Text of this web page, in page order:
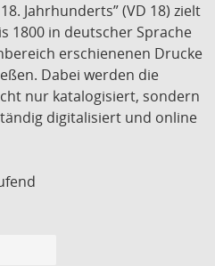
Jahrhunderts” (VD 18) zielt
1800 in deutscher Sprache
erschienenen Drucke
Dabei werden die
nur katalogisiert, sondern
digitalisiert und online